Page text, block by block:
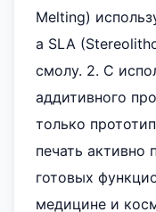
Melting)
а SLA
смолу. 2. С
аддитивного
только
печать активно
готовых
медицине и